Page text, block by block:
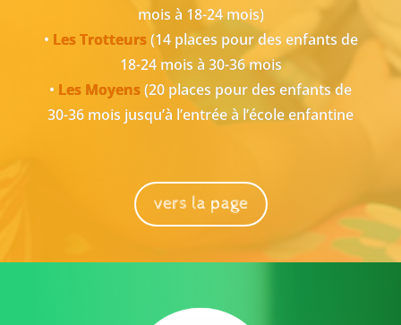
mois à 18-24 mois)
• Les Trotteurs(14 places pour des enfants de
18-24 mois à 30-36 mois
• Les Moyens(20 places pour des enfants de
30-36 mois jusqu’à l’entrée à l’école enfantine
vers la page